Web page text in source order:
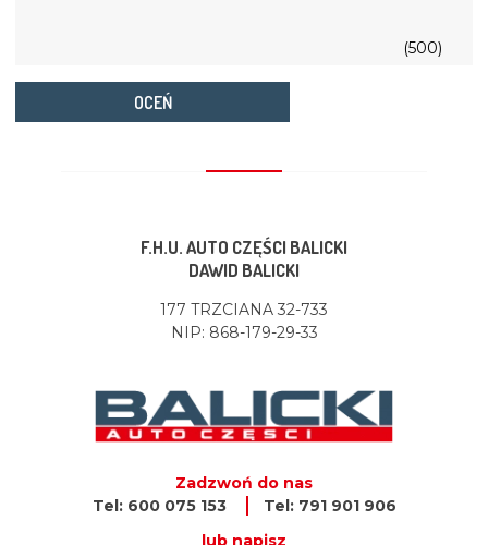
(500)
OCEŃ
F.H.U. AUTO CZĘŚCI BALICKI
DAWID BALICKI
177 TRZCIANA 32-733
NIP: 868-179-29-33
Zadzwoń do nas
Tel: 600 075 153
Tel: 791 901 906
lub napisz